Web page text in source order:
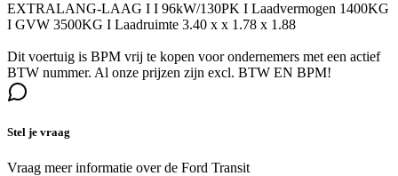
EXTRALANG-LAAG I I 96kW/130PK I Laadvermogen 1400KG
I GVW 3500KG I Laadruimte 3.40 x x 1.78 x 1.88
Dit voertuig is BPM vrij te kopen voor ondernemers met een actief
BTW nummer. Al onze prijzen zijn excl. BTW EN BPM!
Stel je vraag
Vraag meer informatie over de Ford Transit